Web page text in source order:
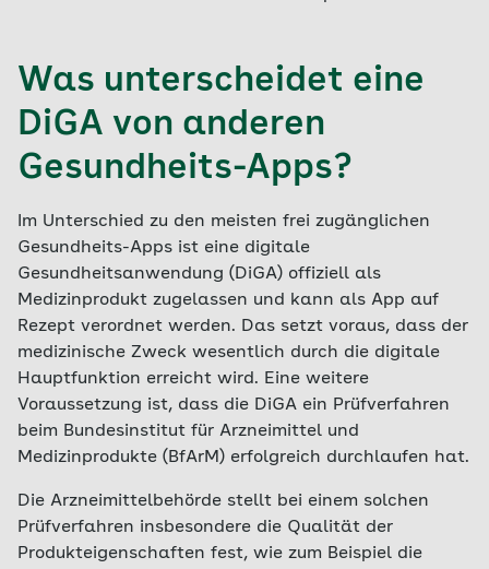
Was unterscheidet eine
DiGA von anderen
Gesundheits-Apps?
Im Unterschied zu den meisten frei zugänglichen
Gesundheits-Apps ist eine digitale
Gesundheitsanwendung (DiGA) offiziell als
Medizinprodukt zugelassen und kann als App auf
Rezept verordnet werden. Das setzt voraus, dass der
medizinische Zweck wesentlich durch die digitale
Hauptfunktion erreicht wird. Eine weitere
Voraussetzung ist, dass die DiGA ein Prüfverfahren
beim Bundesinstitut für Arzneimittel und
Medizinprodukte (BfArM) erfolgreich durchlaufen hat.
Die Arzneimittelbehörde stellt bei einem solchen
Prüfverfahren insbesondere die Qualität der
Produkteigenschaften fest, wie zum Beispiel die